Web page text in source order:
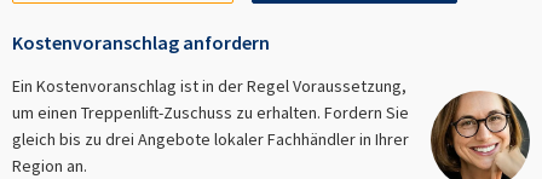
Kostenvoranschlag anfordern
Ein Kostenvoranschlag ist in der Regel Voraussetzung,
um einen Treppenlift-Zuschuss zu erhalten. Fordern Sie
gleich bis zu drei Angebote lokaler Fachhändler in Ihrer
Region an.